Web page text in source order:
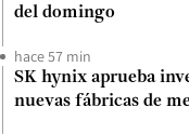
del domingo
hace 57 min
SK hynix aprueba
nuevas fábricas de